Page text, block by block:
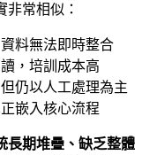
非常相似：
料無法即時整合
，培訓成本高
仍以人工處理為主
嵌入核心流程
長期堆疊、缺乏整體